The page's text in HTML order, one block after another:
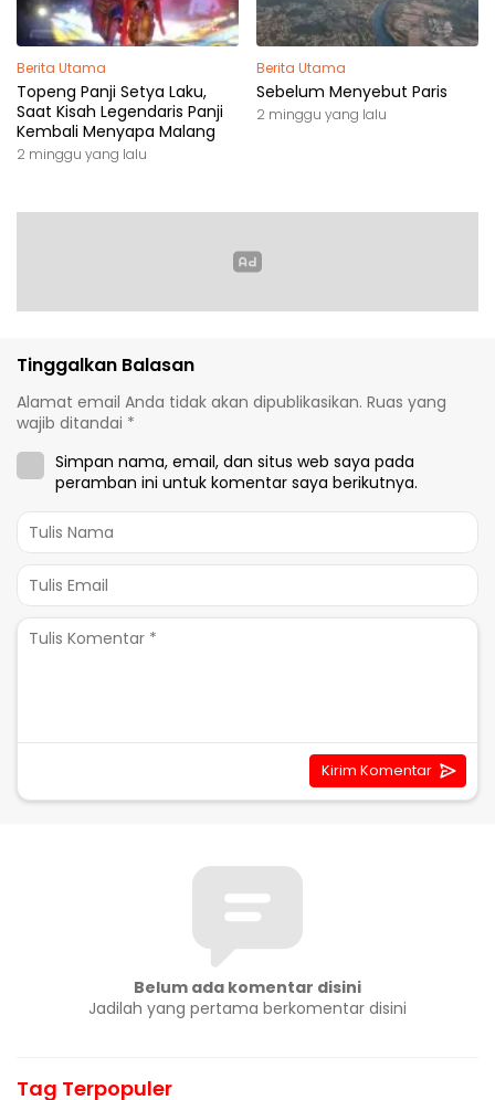
Berita Utama
Topeng Panji Setya Laku,
Saat Kisah Legendaris Panji
Kembali Menyapa Malang
2 minggu yang lalu
Berita Utama
Sebelum Menyebut Paris
2 minggu yang lalu
Tinggalkan Balasan
Alamat email Anda tidak akan dipublikasikan. Ruas yang
wajib ditandai *
Simpan nama, email, dan situs web saya pada
peramban ini untuk komentar saya berikutnya.
Belum ada komentar disini
Jadilah yang pertama berkomentar disini
Tag Terpopuler